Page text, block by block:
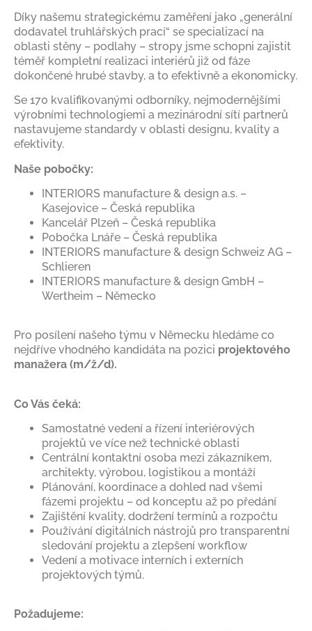
Díky našemu strategickému zaměření jako „generální
dodavatel truhlářských prací“ se specializací na
oblasti stěny – podlahy – stropy jsme schopni zajistit
téměř kompletní realizaci interiérů již od fáze
dokončené hrubé stavby, a to efektivně a ekonomicky.
Se 170 kvalifikovanými odborníky, nejmodernějšími
výrobními technologiemi a mezinárodní sítí partnerů
nastavujeme standardy v oblasti designu, kvality a
efektivity.
Naše pobočky:
INTERIORS manufacture & design a.s. –
Kasejovice – Česká republika
Kancelář Plzeň – Česká republika
Pobočka Lnáře – Česká republika
INTERIORS manufacture & design Schweiz AG –
Schlieren
INTERIORS manufacture & design GmbH –
Wertheim – Německo
Pro posílení našeho týmu v Německu hledáme co
nejdříve vhodného kandidáta na pozici projektového
manažera (m/ž/d).
Co Vás čeká:
Samostatné vedení a řízení interiérových
projektů ve více než technické oblasti
Centrální kontaktní osoba mezi zákazníkem,
architekty, výrobou, logistikou a montáží
Plánování, koordinace a dohled nad všemi
fázemi projektu – od konceptu až po předání
Zajištění kvality, dodržení termínů a rozpočtu
Používání digitálních nástrojů pro transparentní
sledování projektu a zlepšení workflow
Vedení a motivace interních i externích
projektových týmů.
Požadujeme: